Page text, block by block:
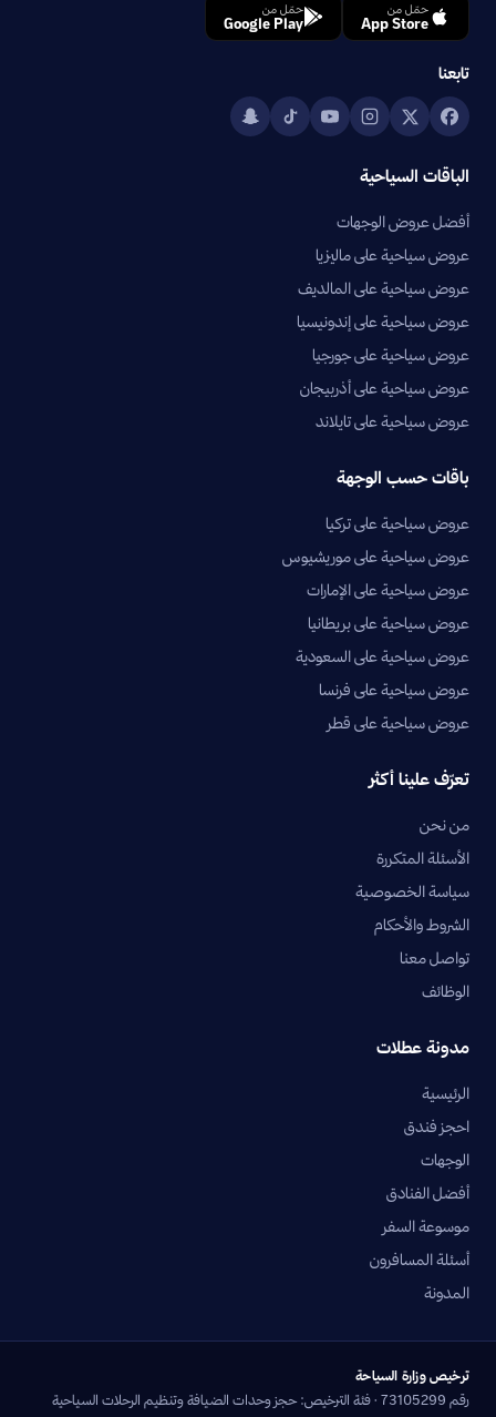
حمّل من
App Store
حمّل من
Google Play
تابعنا
الباقات السياحية
أفضل عروض الوجهات
عروض سياحية على ماليزيا
عروض سياحية على المالديف
عروض سياحية على إندونيسيا
عروض سياحية على جورجيا
عروض سياحية على أذربيجان
عروض سياحية على تايلاند
باقات حسب الوجهة
عروض سياحية على تركيا
عروض سياحية على موريشيوس
عروض سياحية على الإمارات
عروض سياحية على بريطانيا
عروض سياحية على السعودية
عروض سياحية على فرنسا
عروض سياحية على قطر
تعرّف علينا أكثر
من نحن
الأسئلة المتكررة
سياسة الخصوصية
الشروط والأحكام
تواصل معنا
الوظائف
مدونة عطلات
الرئيسية
احجز فندق
الوجهات
أفضل الفنادق
موسوعة السفر
أسئلة المسافرون
المدونة
ترخيص وزارة السياحة
رقم 73105299 · فئة الترخيص: حجز وحدات الضيافة وتنظيم الرحلات السياحية